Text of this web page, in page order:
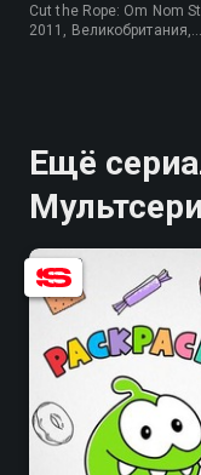
Cut the Rope: Om Nom
2011, Великобритания,
Ещё